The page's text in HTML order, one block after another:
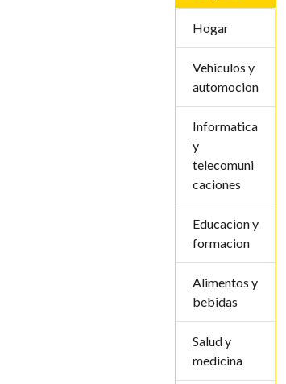
Hogar
Vehiculos y
automocion
Informatica
y
telecomuni
caciones
Educacion y
formacion
Alimentos y
bebidas
Salud y
medicina